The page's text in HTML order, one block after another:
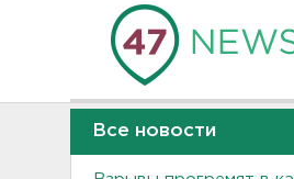
Все новости